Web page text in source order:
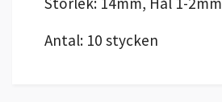
Antal: 10 stycken